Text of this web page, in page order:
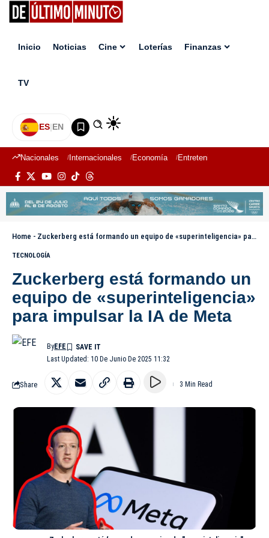
Inicio Noticias Cine Loterías Finanzas
TV
ES|EN
Nacionales Internacionales Economía Entretenimiento
Home - Zuckerberg está formando un equipo de «superinteligencia» para impulsar la IA de Meta
TECNOLOGÍA
Zuckerberg está formando un
equipo de «superinteligencia»
para impulsar la IA de Meta
Last Updated: 10 De Junio De 2025 11:32
ByEFE
Share 3 Min Read